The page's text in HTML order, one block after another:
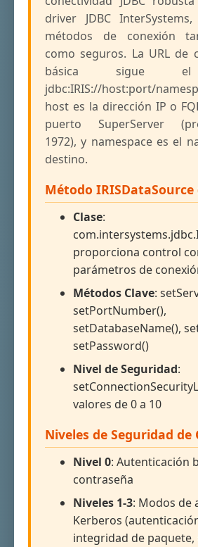
driver JDBC
métodos de conexión
como seguros. La URL de
básica sigue el
jdbc:IRIS://host:port/
host es la dirección IP o
puerto SuperServer
1972), y namespace es el
destino.
Método
Clase:
proporciona control
parámetros de
Métodos Clave:
setPortNumber(),
setDatabaseName(),
setPassword()
Nivel de Seguridad:
valores de 0 a 10
Niveles de Seguridad de
Nivel 0: Autenticación
contraseña
Niveles 1-3: Modos de
Kerberos
integridad de paquete,